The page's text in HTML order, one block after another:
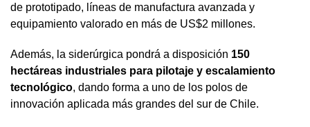
de prototipado, líneas de manufactura avanzada y
equipamiento valorado en más de US$2 millones.
Además, la siderúrgica pondrá a disposición 150
hectáreas industriales para pilotaje y escalamiento
tecnológico, dando forma a uno de los polos de
innovación aplicada más grandes del sur de Chile.